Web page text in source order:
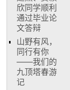
欣同学顺利
通过毕业论
文答辩
山野有风，
同行有你
——我们的
九顶塔春游
记